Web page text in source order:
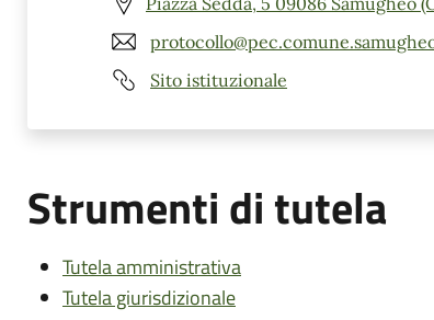
Sito istituzionale
Strumenti di tutela
Tutela amministrativa
Tutela giurisdizionale